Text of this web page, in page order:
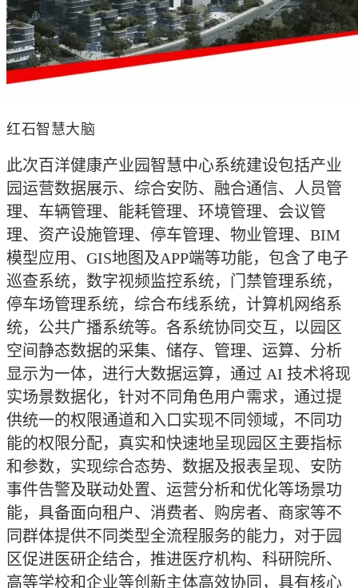
红石智慧大脑
此次百洋健康产业园智慧中心系统建设包括产业
园运营数据展示、综合安防、融合通信、人员管
理、车辆管理、能耗管理、环境管理、会议管
理、资产设施管理、停车管理、物业管理、BIM
模型应用、GIS地图及APP端等功能，包含了电子
巡查系统，数字视频监控系统，门禁管理系统，
停车场管理系统，综合布线系统，计算机网络系
统，公共广播系统等。各系统协同交互，以园区
空间静态数据的采集、储存、管理、运算、分析
显示为一体，进行大数据运算，通过 AI 技术将现
实场景数据化，针对不同角色用户需求，通过提
供统一的权限通道和入口实现不同领域，不同功
能的权限分配，真实和快速地呈现园区主要指标
和参数，实现综合态势、数据及报表呈现、安防
事件告警及联动处置、运营分析和优化等场景功
能，具备面向租户、消费者、购房者、商家等不
同群体提供不同类型全流程服务的能力，对于园
区促进医研企结合，推进医疗机构、科研院所、
高等学校和企业等创新主体高效协同，具有核心